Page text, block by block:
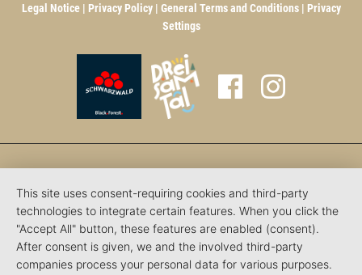
Legal Notice| Privacy Policy| General Terms and Conditions| Privacy
Settings
This site uses consent-requiring cookies and third-party
technologies to integrate certain features. When you click the
"Accept All" button, these features are enabled (consent).
After consent is given, we and the involved third-party
companies process your personal data for various purposes.